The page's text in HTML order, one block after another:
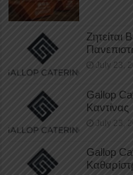
Ζητείται
July 23,
Gallop
Καντίνας
July 23,
Gallop